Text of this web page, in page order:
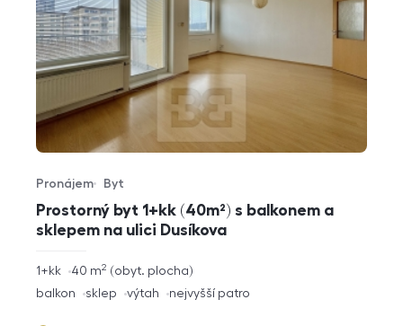
Prostorný byt 1+kk (40m²) s balkonem a
sklepem na ulici Dusíkova
Typ nabídky
Pronájem
Typ nemovitosti
Byt
rozměry
1+kk obyt. plocha
40 m2
funkce
balkon sklep výtah nejvyšší patro